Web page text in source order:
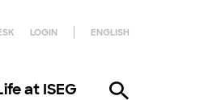
LOGIN ENGLISH
at ISEG